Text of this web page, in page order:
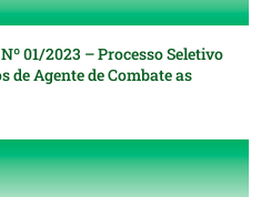
01/2023 – Processo Seletivo
de Agente de Combate as